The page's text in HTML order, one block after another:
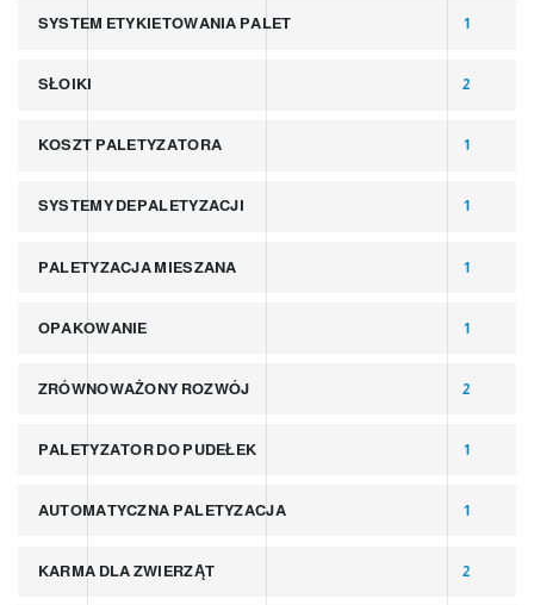
SYSTEM ETYKIETOWANIA PALET 1
SŁOIKI 2
KOSZT PALETYZATORA 1
SYSTEMY DEPALETYZACJI 1
PALETYZACJA MIESZANA 1
OPAKOWANIE 1
ZRÓWNOWAŻONY ROZWÓJ 2
PALETYZATOR DO PUDEŁEK 1
AUTOMATYCZNA PALETYZACJA 1
KARMA DLA ZWIERZĄT 2